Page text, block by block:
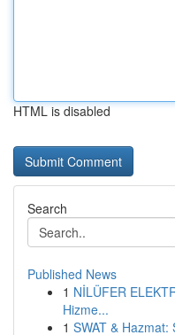
HTML is disabled
Search
Published News
1 NİLÜFER
Hizme...
1 SWAT &